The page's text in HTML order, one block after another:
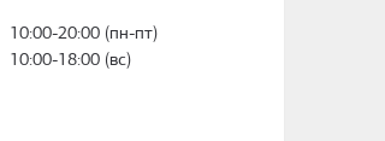
10:00-20:00 (пн-пт)
10:00-18:00 (вс)